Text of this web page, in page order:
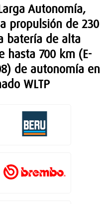
Autonomía,
propulsión de 230
batería de alta
hasta 700 km (E-
de autonomía en
WLTP